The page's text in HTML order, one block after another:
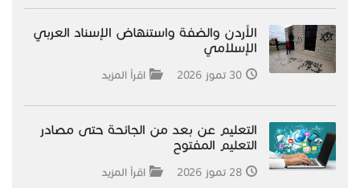
الأردن والضفة واستنهاض الإسناد العربي
الإسلامي
30 تموز 2026 اقرأ المزيد
التعليم عن بعد من الجائحة حتى مصادر
التعليم المفتوح
28 تموز 2026 اقرأ المزيد